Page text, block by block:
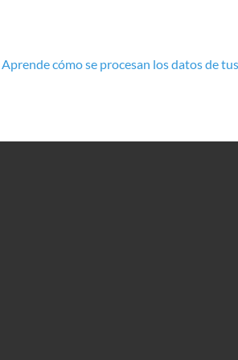
Aprende cómo se procesan los datos de